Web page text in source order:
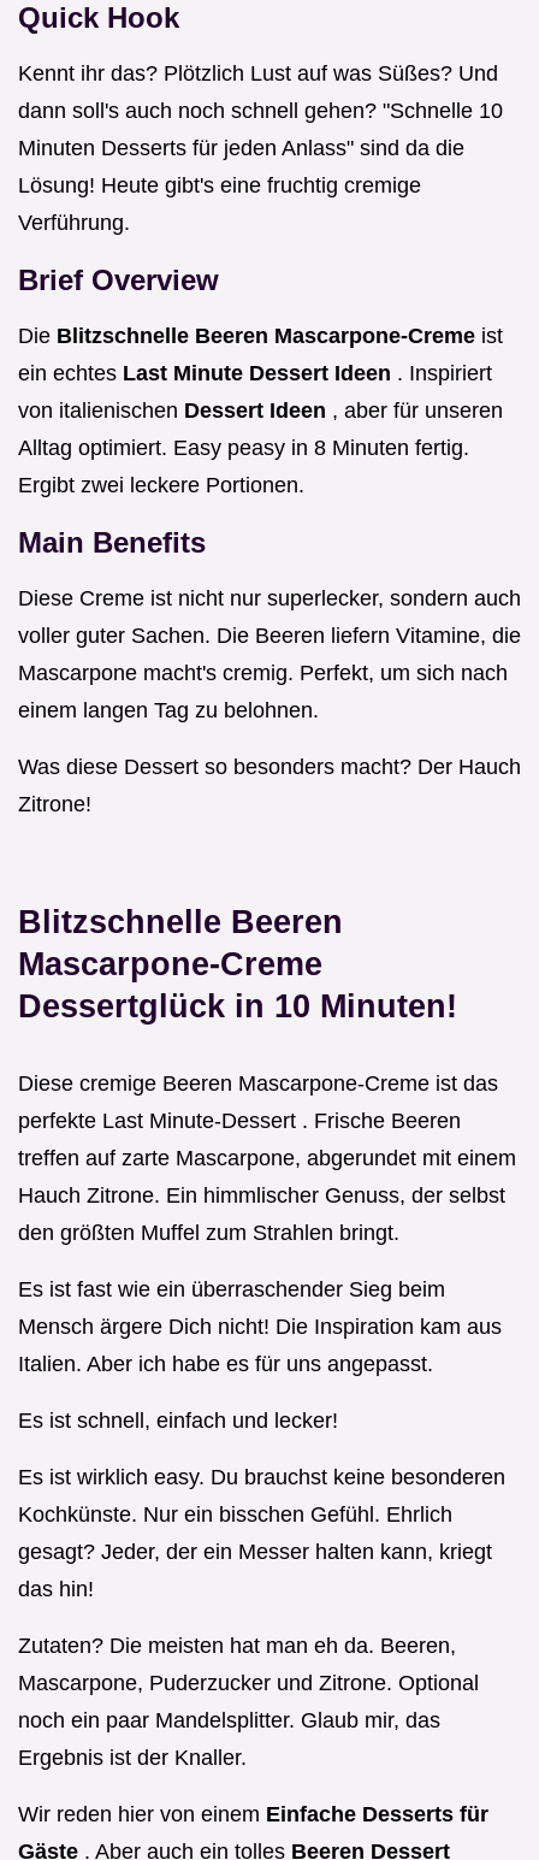
Quick Hook
Kennt ihr das? Plötzlich Lust auf was Süßes? Und
dann soll's auch noch schnell gehen? "Schnelle 10
Minuten Desserts für jeden Anlass" sind da die
Lösung! Heute gibt's eine fruchtig cremige
Verführung.
Brief Overview
Die Blitzschnelle Beeren Mascarpone-Creme ist
ein echtes Last Minute Dessert Ideen . Inspiriert
von italienischen Dessert Ideen , aber für unseren
Alltag optimiert. Easy peasy in 8 Minuten fertig.
Ergibt zwei leckere Portionen.
Main Benefits
Diese Creme ist nicht nur superlecker, sondern auch
voller guter Sachen. Die Beeren liefern Vitamine, die
Mascarpone macht's cremig. Perfekt, um sich nach
einem langen Tag zu belohnen.
Was diese Dessert so besonders macht? Der Hauch
Zitrone!
Blitzschnelle Beeren
Mascarpone-Creme
Dessertglück in 10 Minuten!
Diese cremige Beeren Mascarpone-Creme ist das
perfekte Last Minute-Dessert . Frische Beeren
treffen auf zarte Mascarpone, abgerundet mit einem
Hauch Zitrone. Ein himmlischer Genuss, der selbst
den größten Muffel zum Strahlen bringt.
Es ist fast wie ein überraschender Sieg beim
Mensch ärgere Dich nicht! Die Inspiration kam aus
Italien. Aber ich habe es für uns angepasst.
Es ist schnell, einfach und lecker!
Es ist wirklich easy. Du brauchst keine besonderen
Kochkünste. Nur ein bisschen Gefühl. Ehrlich
gesagt? Jeder, der ein Messer halten kann, kriegt
das hin!
Zutaten? Die meisten hat man eh da. Beeren,
Mascarpone, Puderzucker und Zitrone. Optional
noch ein paar Mandelsplitter. Glaub mir, das
Ergebnis ist der Knaller.
Wir reden hier von einem Einfache Desserts für
Gäste . Aber auch ein tolles Beeren Dessert